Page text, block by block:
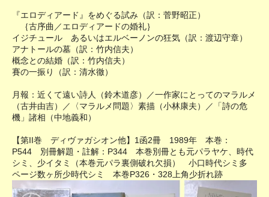
『エロディアード』をめぐる試み（訳：菅野昭正）
｛古序曲／エロディアードの婚礼｝
イジチュール あるいはエルベーノンの狂気（訳：渡辺守章）
アナトールの墓（訳：竹内信夫）
概念との結婚（訳：竹内信夫）
賽の一振り（訳：清水徹）
月報：近くて遠い詩人（鈴木道彦）／一作家にとってのマラルメ
（古井由吉）／〈マラルメ問題〉素描（小林康夫）／「詩の危
機」諸相（中地義和）
【第II巻 ディヴァガシオン他】1函2冊 1989年 本巻：
P544 別冊解題・註解：P344 本巻別冊とも元パラヤケ、時代
シミ、少イタミ（本巻元パラ裏側破れ欠損） 小口時代シミ多
ページ数ヶ所少時代シミ 本巻P326・328上角少折れ跡